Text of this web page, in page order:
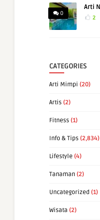
0
Arti
2
CATEGORIES
Arti Mimpi (20)
Artis (2)
Fitness (1)
Info & Tips (2,834)
Lifestyle (4)
Tanaman (2)
Uncategorized (1)
Wisata (2)